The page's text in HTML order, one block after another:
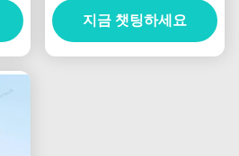
지금 챗팅하세요